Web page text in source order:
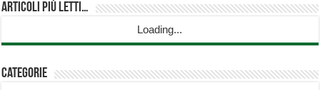
Articoli più Letti…
Loading...
Categorie